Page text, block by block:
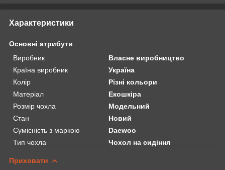
Характеристики
Основні атрибути
Виробник
Власне виробництво
Країна виробник
Україна
Колір
Різні кольори
Матеріал
Екошкіра
Розмір чохла
Модельний
Стан
Новий
Сумісність з маркою
Daewoo
Тип чохла
Чохол на сидіння
Приховати